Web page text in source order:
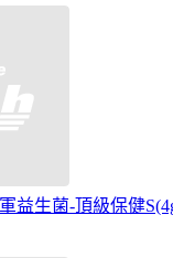
益生菌-頂級保健